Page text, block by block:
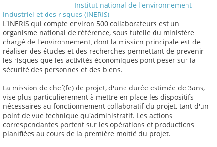
Institut national de l'environnement
industriel et des risques (INERIS)
L'INERIS qui compte environ 500 collaborateurs est un
organisme national de référence, sous tutelle du ministère
chargé de l'environnement, dont la mission principale est de
réaliser des études et des recherches permettant de prévenir
les risques que les activités économiques pont peser sur la
sécurité des personnes et des biens.
La mission de chef(fe) de projet, d'une durée estimée de 3ans,
vise plus particulièrement à mettre en place les dispositifs
nécessaires au fonctionnement collaboratif du projet, tant d'un
point de vue technique qu'administratif. Les actions
correspondantes portent sur les opérations et productions
planifiées au cours de la première moitié du projet.